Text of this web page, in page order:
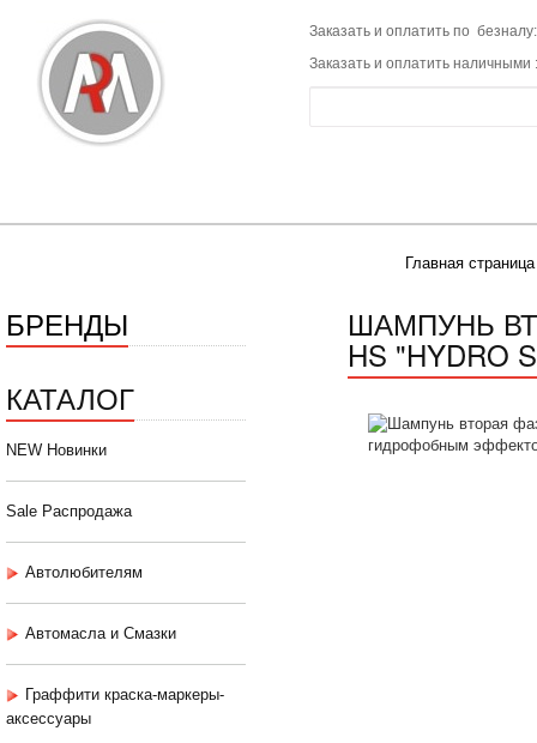
Заказать и оплатить по
Заказать и оплатить наличными
Главная страница
БРЕНДЫ
КАТАЛОГ
NEW Новинки
Sale Распродажа
Автолюбителям
Автомасла и Смазки
Граффити краска-маркеры-
аксессуары
ШАМПУНЬ
HS "HYDRO